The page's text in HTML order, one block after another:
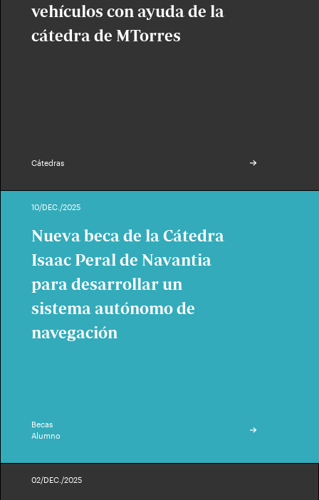
vehículos con ayuda de la
cátedra de MTorres
Cátedras
10/DEC./2025
Nueva beca de la Cátedra
Isaac Peral de Navantia
para desarrollar un
sistema autónomo de
navegación
Becas
Alumno
02/DEC./2025